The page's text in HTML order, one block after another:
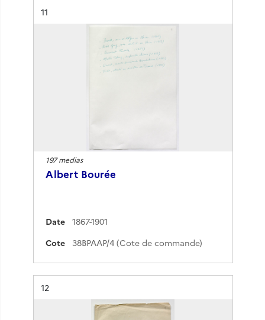
Résultat n°
11
197 medias
Albert Bourée
Date
1867-1901
Cote
38BPAAP/4 (Cote de commande)
Résultat n°
12